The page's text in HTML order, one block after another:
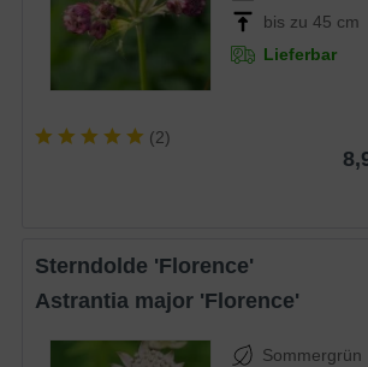
bis zu 45 cm
Lieferbar
(2)
Sterndolde 'Florence'
Astrantia major 'Florence'
Sommergrün